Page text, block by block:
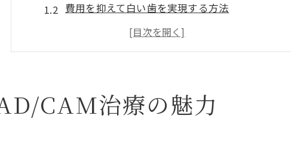
費用を抑えて白い歯を実現する方法
CAD/CAM治療が注目される最新トレンド
岡山市で保険適用のCAD/CAM治療を受ける利点
白い歯を目指すならCAD/CAMが最適
CAD/CAMで自然な白い歯を手に入れるコツ
CAM治療の魅力